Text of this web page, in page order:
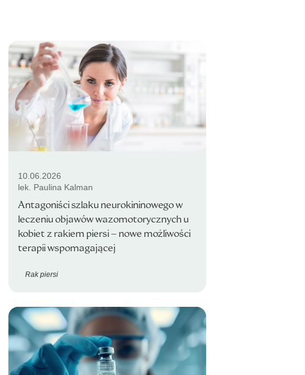
10.06.2026
lek. Paulina Kalman
Antagoniści szlaku neurokininowego w
leczeniu objawów wazomotorycznych u
kobiet z rakiem piersi – nowe możliwości
terapii wspomagającej
Rak piersi